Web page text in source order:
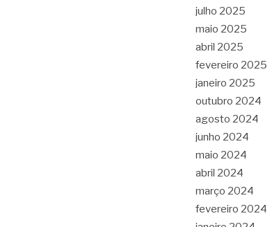
julho 2025
maio 2025
abril 2025
fevereiro 2025
janeiro 2025
outubro 2024
agosto 2024
junho 2024
maio 2024
abril 2024
março 2024
fevereiro 2024